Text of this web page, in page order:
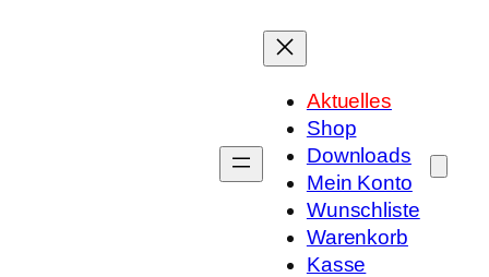
Aktuelles
Shop
Downloads
Mein Konto
Wunschliste
Warenkorb
Kasse